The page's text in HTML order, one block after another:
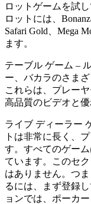
ロットゲームを試
ロットには、
Safari Gold、Mega
ます。
テーブル ゲーム –
ー、バカラのさま
これらは、プレー
高品質のビデオと
ライブ ディーラー
トは非常に長く、
す。すべてのゲー
ています。このセ
はありません。つ
るには、まず登録
ョンでは、ポーカ